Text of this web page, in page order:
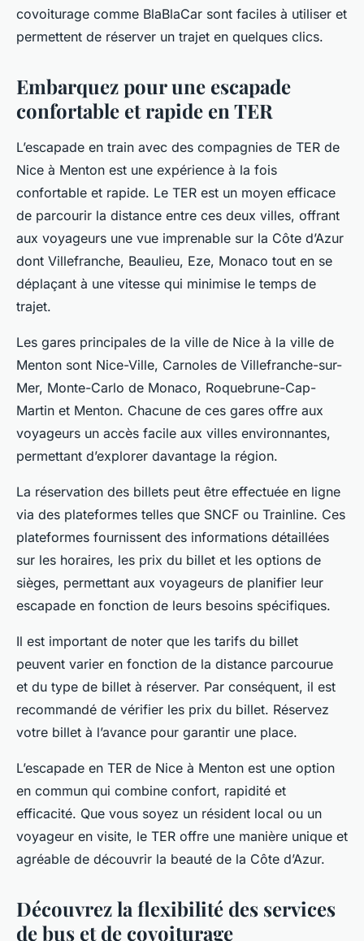
covoiturage comme BlaBlaCar sont faciles à utiliser et
permettent de réserver un trajet en quelques clics.
Embarquez pour une escapade
confortable et rapide en TER
L’escapade en train avec des compagnies de TER de
Nice à Menton est une expérience à la fois
confortable et rapide. Le TER est un moyen efficace
de parcourir la distance entre ces deux villes, offrant
aux voyageurs une vue imprenable sur la Côte d’Azur
dont Villefranche, Beaulieu, Eze, Monaco tout en se
déplaçant à une vitesse qui minimise le temps de
trajet.
Les gares principales de la ville de Nice à la ville de
Menton sont Nice-Ville, Carnoles de Villefranche-sur-
Mer, Monte-Carlo de Monaco, Roquebrune-Cap-
Martin et Menton. Chacune de ces gares offre aux
voyageurs un accès facile aux villes environnantes,
permettant d’explorer davantage la région.
La réservation des billets peut être effectuée en ligne
via des plateformes telles que SNCF ou Trainline. Ces
plateformes fournissent des informations détaillées
sur les horaires, les prix du billet et les options de
sièges, permettant aux voyageurs de planifier leur
escapade en fonction de leurs besoins spécifiques.
Il est important de noter que les tarifs du billet
peuvent varier en fonction de la distance parcourue
et du type de billet à réserver. Par conséquent, il est
recommandé de vérifier les prix du billet. Réservez
votre billet à l’avance pour garantir une place.
L’escapade en TER de Nice à Menton est une option
en commun qui combine confort, rapidité et
efficacité. Que vous soyez un résident local ou un
voyageur en visite, le TER offre une manière unique et
agréable de découvrir la beauté de la Côte d’Azur.
Découvrez la flexibilité des services
de bus et de covoiturage